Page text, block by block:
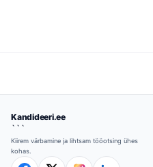
Kandideeri.ee
```
Kiirem värbamine ja lihtsam tööotsing ühes
kohas.